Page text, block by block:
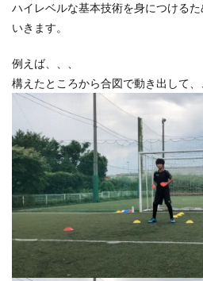
ハイレベルな基本技術を身につける
いきます。
例えば、、、
構えたところから合図で動き出して、